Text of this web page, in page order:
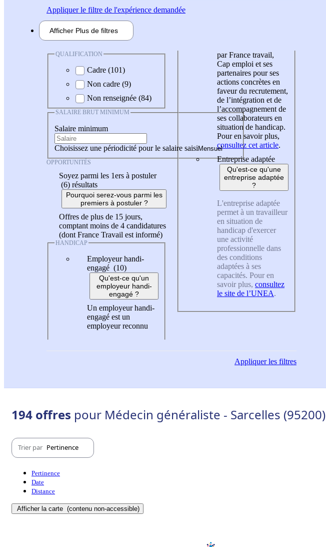
Appliquerle filtre de l'expérience demandée
Afficher Plus de filtres
QUALIFICATION
Cadre (101)
Non cadre (9)
Non renseignée (84)
SALAIRE BRUT MINIMUM
Salaire minimum
Choisissez une périodicité pour le salaire saisi
OPPORTUNITÉS
Soyez parmi les 1ers à postuler
(6) résultats
Pourquoi serez-vous parmi les
premiers à postuler ?
Offres de plus de 15 jours,
comptant moins de 4 candidatures
(dont France Travail est informé)
HANDICAP
Employeur handi-
engagé (10)
Qu'est-ce qu'un
employeur handi-
engagé ?
Un employeur handi-
engagé est un
employeur reconnu
par France travail,
Cap emploi et ses
partenaires pour ses
actions concrètes en
faveur du recrutement,
de l’intégration et de
l’accompagnement de
ses collaborateurs en
situation de handicap.
Pour en savoir plus,
consultez cet article.
Entreprise adaptée
Qu'est-ce qu'une
entreprise adaptée
?
L'entreprise adaptée
permet à un travailleur
en situation de
handicap d'exercer
une activité
professionnelle dans
des conditions
adaptées à ses
capacités. Pour en
savoir plus, consultez
le site de l’UNEA.
Appliquerles filtres
194 offres pour Médecin généraliste - Sarcelles (95200)
Trier par Pertinence
Pertinence
Date
Distance
Afficher la carte (contenu non-accessible)